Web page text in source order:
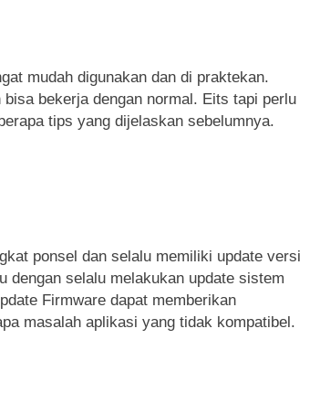
mudah digunakan dan di praktekan.
bekerja dengan normal. Eits tapi perlu
tips yang dijelaskan sebelumnya.
ponsel dan selalu memiliki update versi
dengan selalu melakukan update sistem
Firmware dapat memberikan
masalah aplikasi yang tidak kompatibel.